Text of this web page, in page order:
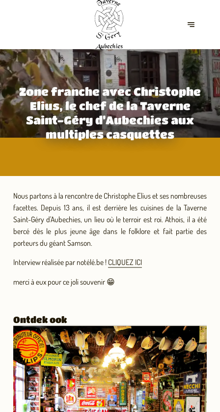
Zone franche avec Christophe
Elius, le chef de la Taverne
Saint-Géry d’Aubechies aux
multiples casquettes
Nous partons à la rencontre de Christophe Elius et ses nombreuses
facettes. Depuis 13 ans, il est derrière les cuisines de la Taverne
Saint-Géry d'Aubechies, un lieu où le terroir est roi. Athois, il a été
bercé dès le plus jeune âge dans le folklore et fait partie des
porteurs du géant Samson.
Interview réalisée par notélé.be ! CLIQUEZ ICI
merci à eux pour ce joli souvenir 😁
Ontdek ook